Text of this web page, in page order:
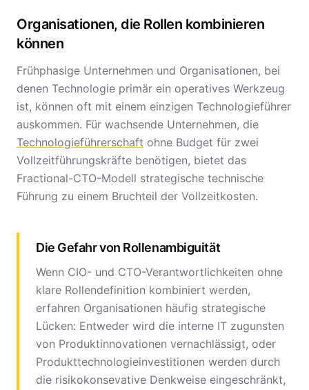
Organisationen, die Rollen kombinieren
können
Frühphasige Unternehmen und Organisationen, bei
denen Technologie primär ein operatives Werkzeug
ist, können oft mit einem einzigen Technologieführer
auskommen. Für wachsende Unternehmen, die
Technologieführerschaft ohne Budget für zwei
Vollzeitführungskräfte benötigen, bietet das
Fractional-CTO-Modell strategische technische
Führung zu einem Bruchteil der Vollzeitkosten.
Die Gefahr von Rollenambiguität
Wenn CIO- und CTO-Verantwortlichkeiten ohne
klare Rollendefinition kombiniert werden,
erfahren Organisationen häufig strategische
Lücken: Entweder wird die interne IT zugunsten
von Produktinnovationen vernachlässigt, oder
Produkttechnologieinvestitionen werden durch
die risikokonsevative Denkweise eingeschränkt,